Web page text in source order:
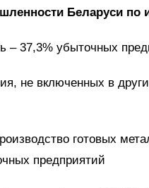
Беларуси по
37,3% убыточных
не включенных в
готовых
предприятий